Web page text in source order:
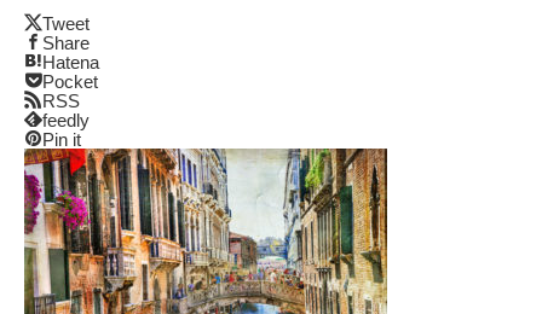
Tweet
Share
Hatena
Pocket
RSS
feedly
Pin it